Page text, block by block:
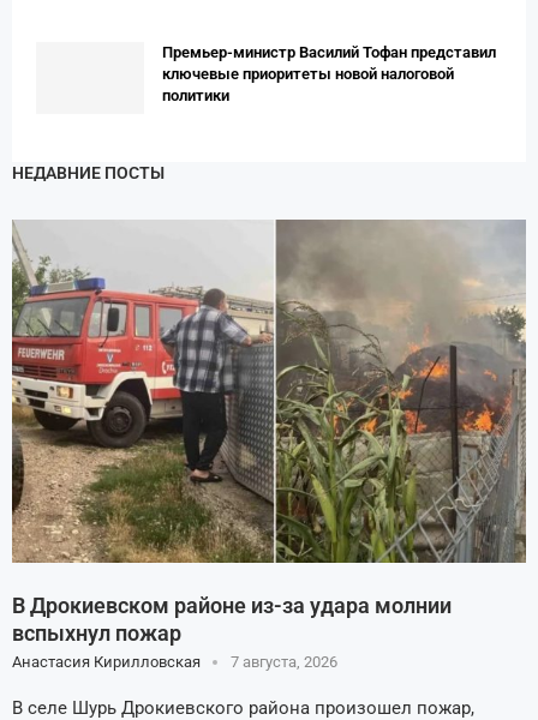
Премьер-министр Василий Тофан представил
ключевые приоритеты новой налоговой
политики
НЕДАВНИЕ ПОСТЫ
В Дрокиевском районе из-за удара молнии
вспыхнул пожар
Анастасия Кирилловская 7 августа, 2026
В селе Шурь Дрокиевского района произошел пожар,